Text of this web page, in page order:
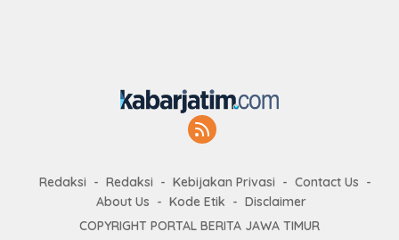
Redaksi Redaksi Kebijakan Privasi
Contact Us
About Us
Kode Etik
Disclaimer
COPYRIGHT PORTAL BERITA JAWA TIMUR